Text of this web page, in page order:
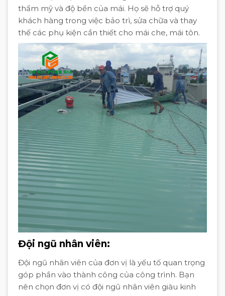
thẩm mỹ và độ bền của mái. Họ sẽ hỗ trợ quý
khách hàng trong việc bảo trì, sửa chữa và thay
thế các phụ kiện cần thiết cho mái che, mái tôn.
Đội ngũ nhân viên:
Đội ngũ nhân viên của đơn vị là yếu tố quan trọng
góp phần vào thành công của công trình. Bạn
nên chọn đơn vị có đội ngũ nhân viên giàu kinh